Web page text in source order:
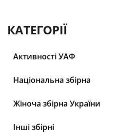
КАТЕГОРІЇ
Активності УАФ
Національна збірна
Жіноча збірна України
Інші збірні